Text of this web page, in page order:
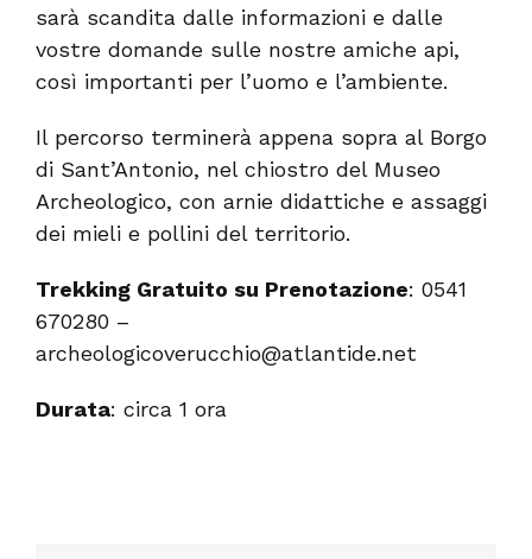
sarà scandita dalle informazioni e dalle
vostre domande sulle nostre amiche api,
così importanti per l’uomo e l’ambiente.
Il percorso terminerà appena sopra al Borgo
di Sant’Antonio, nel chiostro del Museo
Archeologico, con arnie didattiche e assaggi
dei mieli e pollini del territorio.
Trekking Gratuito su Prenotazione: 0541
670280 –
archeologicoverucchio@atlantide.net
Durata: circa 1 ora